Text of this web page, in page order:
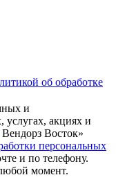
об обработке
и
акциях и
Восток»
персональных
и по телефону.
момент.